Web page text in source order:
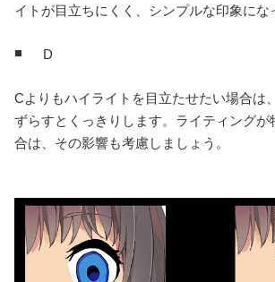
イトが目立ちにくく、シンプルな印象にな
D
Cよりもハイライトを目立たせたい場合は
ずらすとくっきりします。ライティングが
合は、その影響も考慮しましょう。